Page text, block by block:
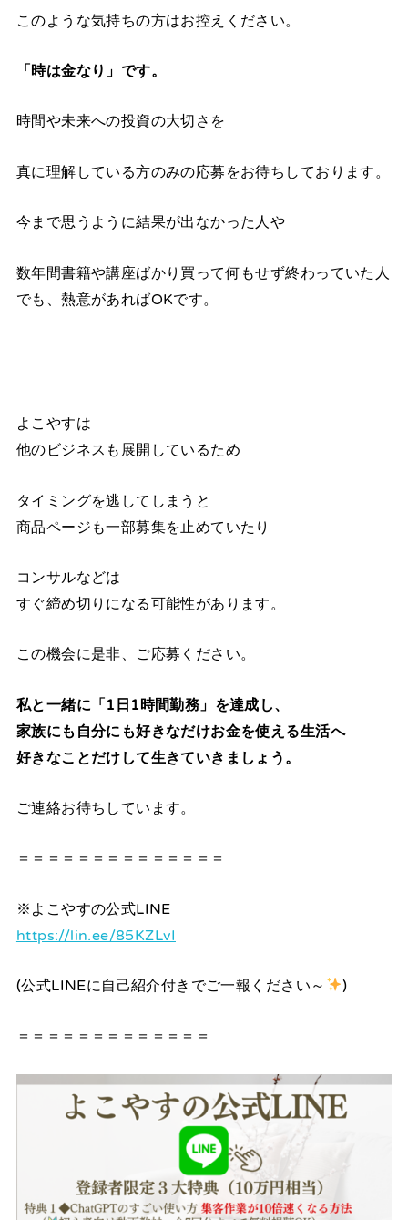
このような気持ちの方はお控えください。
「時は金なり」です。
時間や未来への投資の大切さを
真に理解している方のみの応募をお待ちしております。
今まで思うように結果が出なかった人や
数年間書籍や講座ばかり買って何もせず終わっていた人
でも、熱意があればOKです。
よこやすは
他のビジネスも展開しているため
タイミングを逃してしまうと
商品ページも一部募集を止めていたり
コンサルなどは
すぐ締め切りになる可能性があります。
この機会に是非、ご応募ください。
私と一緒に「1日1時間勤務」を達成し、
家族にも自分にも好きなだけお金を使える生活へ
好きなことだけして生きていきましょう。
ご連絡お待ちしています。
＝＝＝＝＝＝＝＝＝＝＝＝＝＝
※よこやすの公式LINE
https://lin.ee/85KZLvI
(公式LINEに自己紹介付きでご一報ください～ )
＝＝＝＝＝＝＝＝＝＝＝＝＝